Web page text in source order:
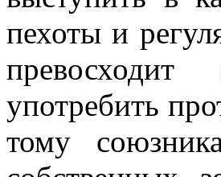
пехоты и
употребить
тому